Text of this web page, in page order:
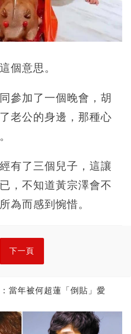
個意思。
參加了一個晚會，胡
老公的身邊，那種心
有了三個兒子，這讓
，不知道黃宗澤會不
為而感到惋惜。
下一頁
當年被何超蓮「倒貼」愛